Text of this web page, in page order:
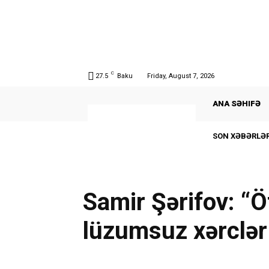
27.5 C Baku Friday, August 7, 2026
ANA SƏHIFƏ
SON
Samir Şərifov:
lüzumsuz